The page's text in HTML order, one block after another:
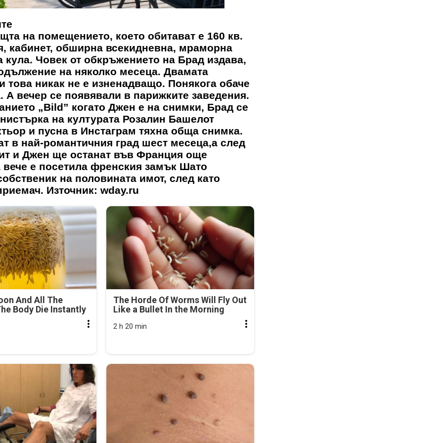
на помещението, което обитават е 160 кв.
кабинет, обширна всекидневна, мраморна
Човек от обкръжението на Брад издава,
на няколко месеца. Двамата
това никак не е изненадващо. Понякога обаче
вечер се появявали в парижките заведения.
„Bild” когато Джен е на снимки, Брад се
на културата Розалин Башелот
и пусна в Инстаграм тяхна обща снимка.
в най-романтичния град шест месеца,а след
и Джен ще останат във Франция още
е посетила френския замък Шато
на половината имот, след като
Източник: wday.ru
And All The
Body Die Instantly
The Horde Of Worms Will Fly Out
Like a Bullet In the Morning
2 h 20 min